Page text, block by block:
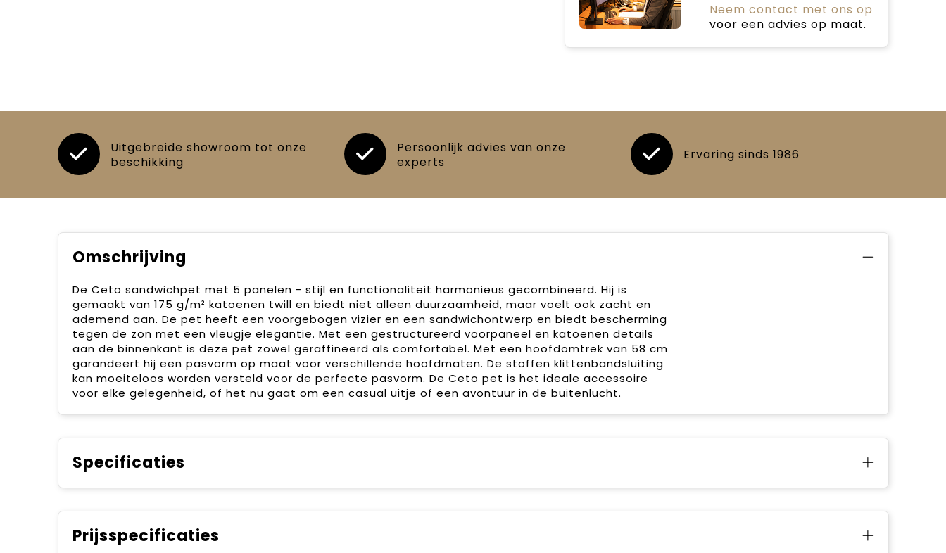
Neem contact met ons op
voor een advies op maat.
Uitgebreide showroom tot onze
beschikking
Persoonlijk advies van onze
experts
Ervaring sinds 1986
Omschrijving
De Ceto sandwichpet met 5 panelen - stijl en functionaliteit harmonieus gecombineerd. Hij is
gemaakt van 175 g/m² katoenen twill en biedt niet alleen duurzaamheid, maar voelt ook zacht en
ademend aan. De pet heeft een voorgebogen vizier en een sandwichontwerp en biedt bescherming
tegen de zon met een vleugje elegantie. Met een gestructureerd voorpaneel en katoenen details
aan de binnenkant is deze pet zowel geraffineerd als comfortabel. Met een hoofdomtrek van 58 cm
garandeert hij een pasvorm op maat voor verschillende hoofdmaten. De stoffen klittenbandsluiting
kan moeiteloos worden versteld voor de perfecte pasvorm. De Ceto pet is het ideale accessoire
voor elke gelegenheid, of het nu gaat om een casual uitje of een avontuur in de buitenlucht.
Specificaties
Prijsspecificaties